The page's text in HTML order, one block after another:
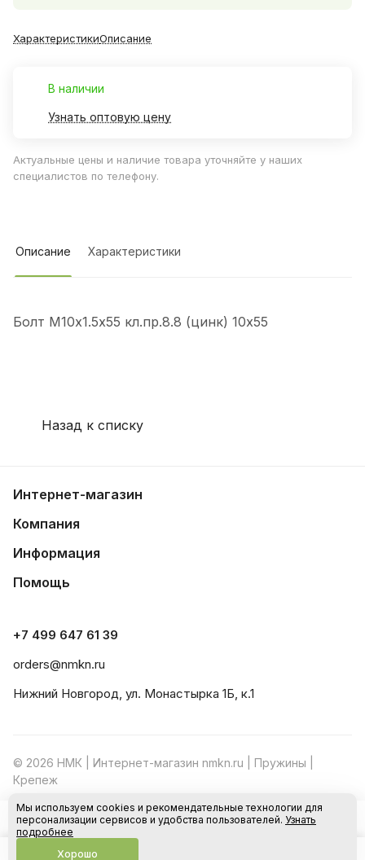
В корзину
ХарактеристикиОписание
В наличии
Узнать оптовую цену
Актуальные цены и наличие товара уточняйте у наших
специалистов по телефону.
Описание Характеристики
Болт М10х1.5х55 кл.пр.8.8 (цинк) 10х55
Назад к списку
Интернет-магазин
Компания
Информация
Помощь
+7 499 647 61 39
orders@nmkn.ru
Нижний Новгород, ул. Монастырка 1Б, к.1
© 2026 НМК | Интернет-магазин nmkn.ru | Пружины |
Крепеж
Конфиденциальность Оферта
Мы используем cookies и рекомендательные технологии для
персонализации сервисов и удобства пользователей. Узнать
подробнее
Хорошо